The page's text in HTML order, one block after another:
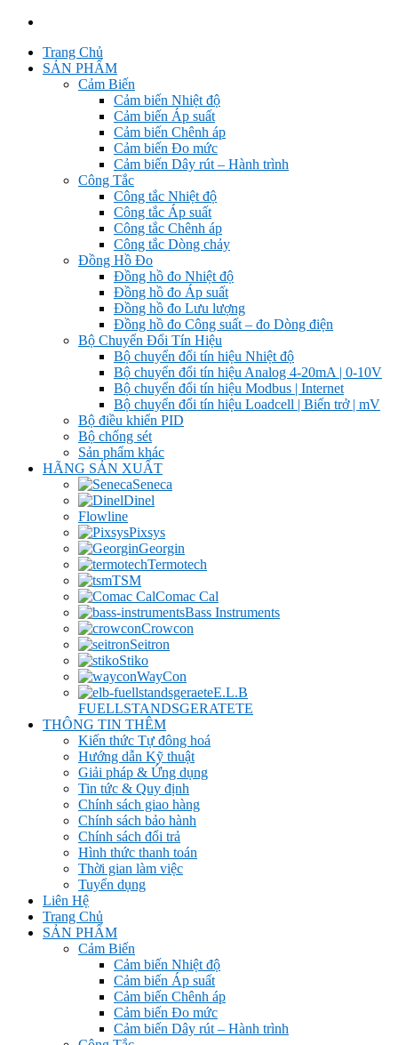
Trang Chủ
SẢN PHẨM
Cảm Biến
Cảm biến Nhiệt độ
Cảm biến Áp suất
Cảm biến Chênh áp
Cảm biến Đo mức
Cảm biến Dây rút – Hành trình
Công Tắc
Công tắc Nhiệt độ
Công tắc Áp suất
Công tắc Chênh áp
Công tắc Dòng chảy
Đồng Hồ Đo
Đồng hồ đo Nhiệt độ
Đồng hồ đo Áp suất
Đồng hồ đo Lưu lượng
Đồng hồ đo Công suất – đo Dòng điện
Bộ Chuyển Đổi Tín Hiệu
Bộ chuyển đổi tín hiệu Nhiệt độ
Bộ chuyển đổi tín hiệu Analog 4-20mA | 0-10V
Bộ chuyển đổi tín hiệu Modbus | Internet
Bộ chuyển đổi tín hiệu Loadcell | Biến trở | mV
Bộ điều khiển PID
Bộ chống sét
Sản phẩm khác
HÃNG SẢN XUẤT
Seneca
Dinel
Flowline
Pixsys
Georgin
Termotech
TSM
Comac Cal
Bass Instruments
Crowcon
Seitron
Stiko
WayCon
E.L.B
FUELLSTANDSGERATETE
THÔNG TIN THÊM
Kiến thức Tự đông hoá
Hướng dẫn Kỹ thuật
Giải pháp & Ứng dụng
Tin tức & Quy định
Chính sách giao hàng
Chính sách bảo hành
Chính sách đổi trả
Hình thức thanh toán
Thời gian làm việc
Tuyển dụng
Liên Hệ
Trang Chủ
SẢN PHẨM
Cảm Biến
Cảm biến Nhiệt độ
Cảm biến Áp suất
Cảm biến Chênh áp
Cảm biến Đo mức
Cảm biến Dây rút – Hành trình